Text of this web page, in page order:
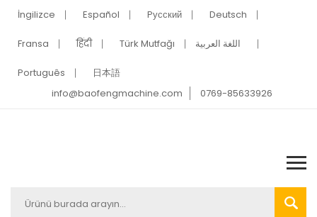
İngilizce Español Pусский Deutsch
Fransa हिंदी Türk Mutfağı اللغة العربية
Português
日本語
info@baofengmachine.com
0769-85633926